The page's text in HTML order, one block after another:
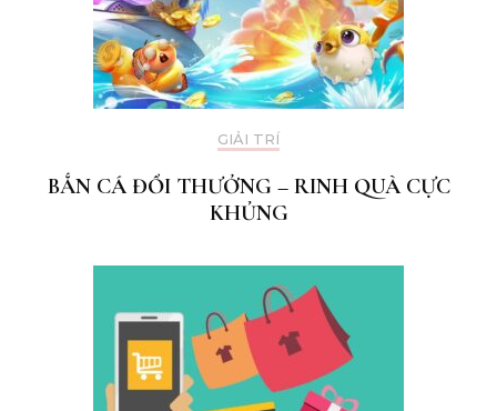
GIẢI TRÍ
BẮN CÁ ĐỔI THƯỞNG – RINH QUÀ CỰC
KHỦNG